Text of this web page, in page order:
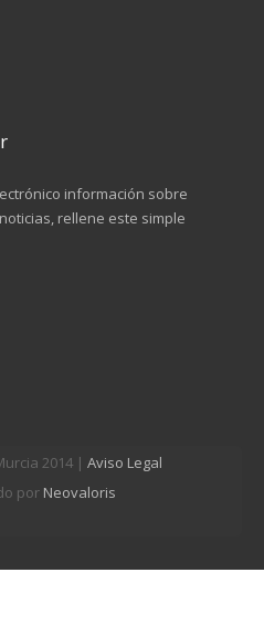
información sobre
rellene este simple
2014 | Aviso Legal
por Neovaloris